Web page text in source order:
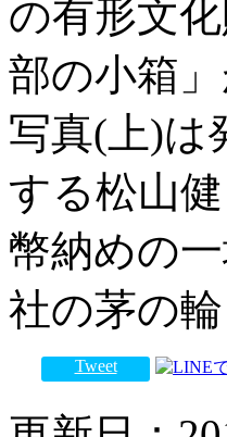
の有形文
部の小箱」
写真(上)は
する松山
幣納めの
社の茅の
Tweet